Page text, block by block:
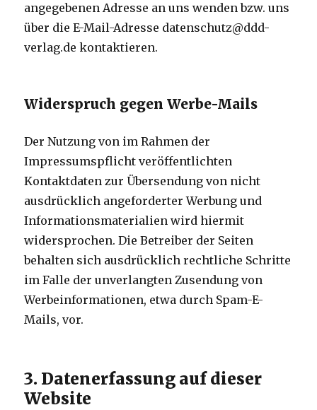
angegebenen Adresse an uns wenden bzw. uns
über die E-Mail-Adresse datenschutz@ddd-
verlag.de kontaktieren.
Widerspruch gegen Werbe-Mails
Der Nutzung von im Rahmen der
Impressumspflicht veröffentlichten
Kontaktdaten zur Übersendung von nicht
ausdrücklich angeforderter Werbung und
Informationsmaterialien wird hiermit
widersprochen. Die Betreiber der Seiten
behalten sich ausdrücklich rechtliche Schritte
im Falle der unverlangten Zusendung von
Werbeinformationen, etwa durch Spam-E-
Mails, vor.
3. Datenerfassung auf dieser
Website